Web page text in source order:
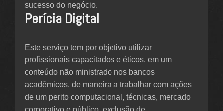
sucesso do negócio.
Perícia Digital
Este serviço tem por objetivo utilizar
profissionais capacitados e éticos, em um
conteúdo não ministrado nos bancos
acadêmicos, de maneira a trabalhar com ações
de um perito computacional, técnicas, mercado
corporativo e público, exclusão de